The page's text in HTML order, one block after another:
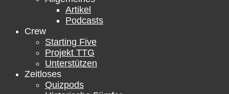
Artikel
Podcasts
Crew
Starting Five
Projekt TTG
Unterstützen
Zeitloses
Quizpods